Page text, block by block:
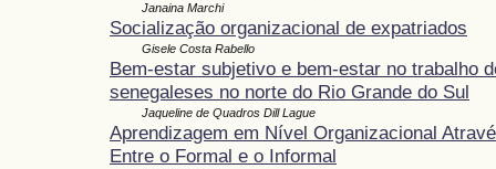
Janaina Marchi
Socialização organizacional de expatriados
Gisele Costa Rabello
Bem-estar subjetivo e bem-estar no trabalho
senegaleses no norte do Rio Grande do Sul
Jaqueline de Quadros Dill Lague
Aprendizagem em Nível Organizacional
Entre o Formal e o Informal